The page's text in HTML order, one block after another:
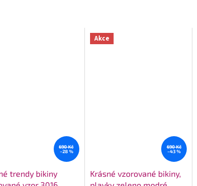
690 Kč
–28 %
trendy bikiny
Akce
690 Kč
–43 %
Krásné vzorované bikiny,